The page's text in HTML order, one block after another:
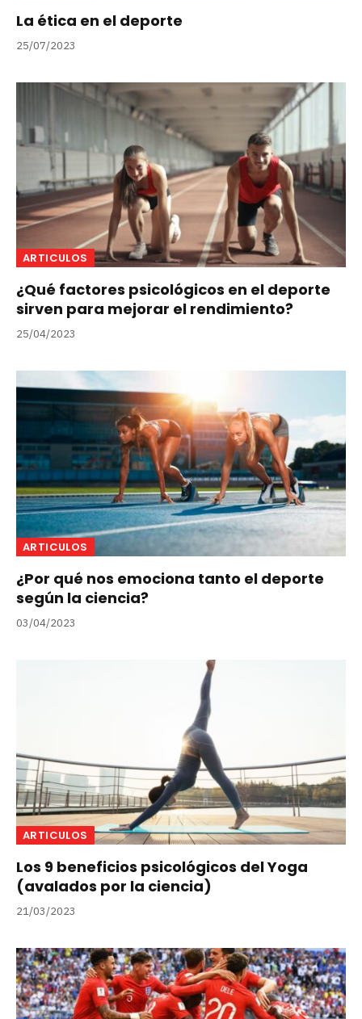
La ética en el deporte
25/07/2023
ARTICULOS
¿Qué factores psicológicos en el deporte
sirven para mejorar el rendimiento?
25/04/2023
ARTICULOS
¿Por qué nos emociona tanto el deporte
según la ciencia?
03/04/2023
ARTICULOS
Los 9 beneficios psicológicos del Yoga
(avalados por la ciencia)
21/03/2023